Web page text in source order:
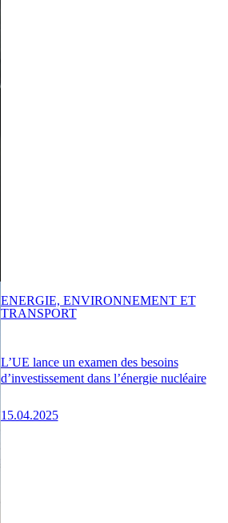
L’UE lance un examen des besoins
d’investissement dans l’énergie nucléaire
15.04.2025
ENERGIE, ENVIRONNEMENT ET
TRANSPORT